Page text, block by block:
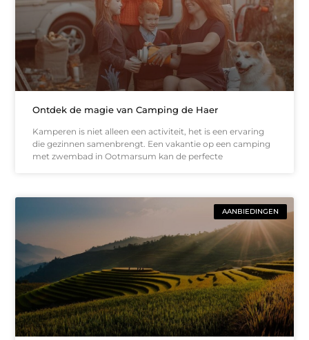
Ontdek de magie van Camping de Haer
Kamperen is niet alleen een activiteit, het is een ervaring
die gezinnen samenbrengt. Een vakantie op een camping
met zwembad in Ootmarsum kan de perfecte
AANBIEDINGEN